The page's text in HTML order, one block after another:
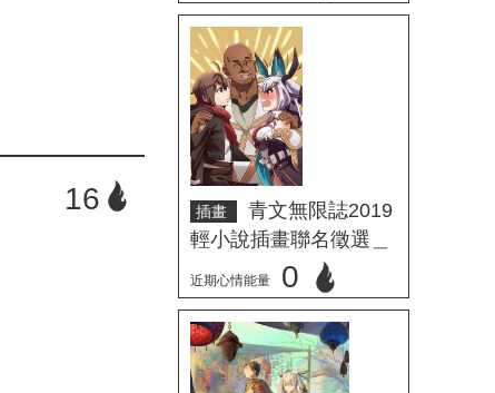
16
立刻心情投票
插畫
青文無限誌2019
輕小說插畫聯名徵選＿
丁江DayDream
近期心情能量 0
立刻心情投票